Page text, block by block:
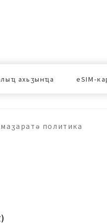
ахьӡынҵа eSIM-
политика